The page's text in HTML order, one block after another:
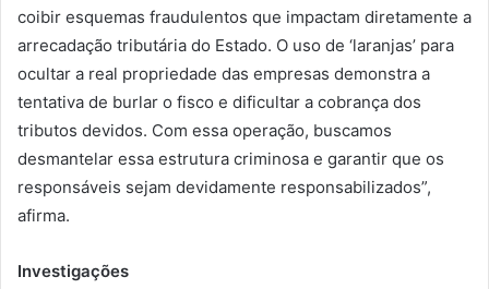
coibir esquemas fraudulentos que impactam diretamente a
arrecadação tributária do Estado. O uso de ‘laranjas’ para
ocultar a real propriedade das empresas demonstra a
tentativa de burlar o fisco e dificultar a cobrança dos
tributos devidos. Com essa operação, buscamos
desmantelar essa estrutura criminosa e garantir que os
responsáveis sejam devidamente responsabilizados”,
afirma.
Investigações